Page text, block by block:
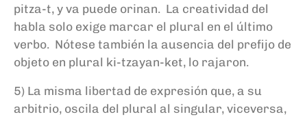
pitza-t, y va puede orinan. La creatividad del
habla solo exige marcar el plural en el último
verbo. Nótese también la ausencia del prefijo de
objeto en plural ki-tzayan-ket, lo rajaron.
5) La misma libertad de expresión que, a su
arbitrio, oscila del plural al singular, viceversa,